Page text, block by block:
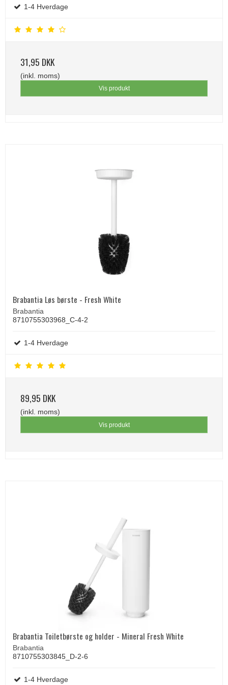
1-4 Hverdage
31,95 DKK
(inkl. moms)
Vis produkt
Brabantia Løs børste - Fresh White
Brabantia
8710755303968_C-4-2
1-4 Hverdage
89,95 DKK
(inkl. moms)
Vis produkt
Brabantia Toiletbørste og holder - Mineral Fresh White
Brabantia
8710755303845_D-2-6
1-4 Hverdage